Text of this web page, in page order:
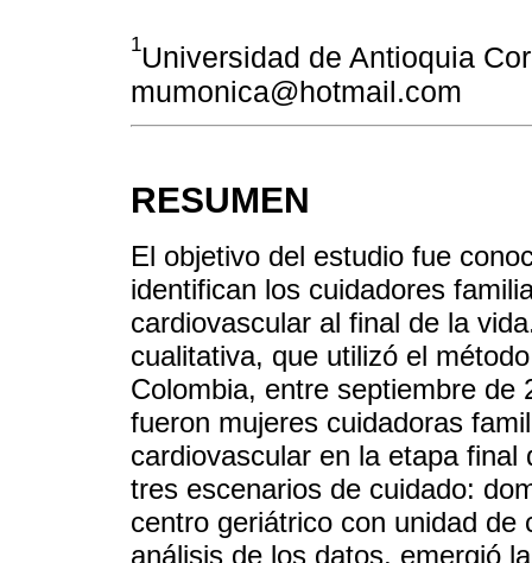
1Universidad de Antioquia
mumonica@hotmail.com
RESUMEN
El objetivo del estudio fue
identifican los cuidadores
cardiovascular al final de la
cualitativa, que utilizó el
Colombia, entre septiembre de
fueron mujeres cuidadoras
cardiovascular en la etapa
tres escenarios de cuidado:
centro geriátrico con unidad
análisis de los datos, emergió